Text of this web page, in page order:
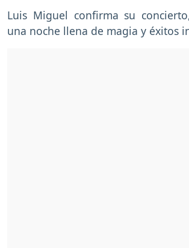
Luis Miguel confirma su
una noche llena de magia y éxitos